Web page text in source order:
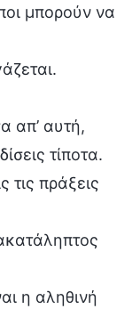
μπορούν να
απ’ αυτή,
τίποτα.
τις πράξεις
η αληθινή